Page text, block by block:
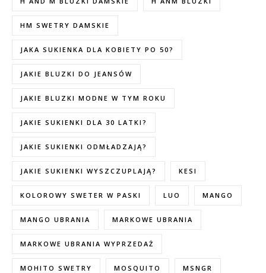
HM SWETRY DAMSKIE
JAKA SUKIENKA DLA KOBIETY PO 50?
JAKIE BLUZKI DO JEANSÓW
JAKIE BLUZKI MODNE W TYM ROKU
JAKIE SUKIENKI DLA 30 LATKI?
JAKIE SUKIENKI ODMŁADZAJĄ?
JAKIE SUKIENKI WYSZCZUPLAJĄ? KESI
KOLOROWY SWETER W PASKI LUO MANGO
MANGO UBRANIA MARKOWE UBRANIA
MARKOWE UBRANIA WYPRZEDAŻ
MOHITO SWETRY MOSQUITO MSNGR